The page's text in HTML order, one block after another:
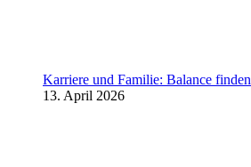
Karriere und Familie: Balance finden
13. April 2026